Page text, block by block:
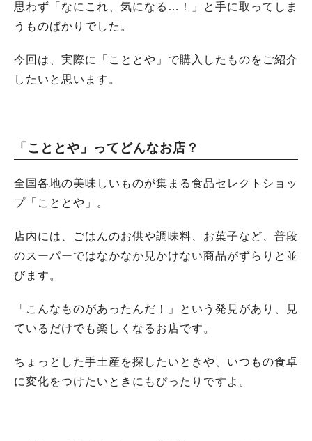
思わず「なにこれ、気になる…！」と手に取ってしま
うものばかりでした。
今回は、実際に「こととや」で購入したものをご紹介
したいと思います。
「こととや」ってどんなお店？
全国各地の美味しいものが集まる食品セレクトショッ
プ「こととや」。
店内には、ごはんのお供や調味料、お菓子など、普段
のスーパーではなかなか見かけない商品がずらりと並
びます。
「こんなものがあったんだ！」という発見があり、見
ているだけでも楽しくなるお店です。
ちょっとした手土産を探したいときや、いつもの食卓
に変化をつけたいときにもぴったりですよ。